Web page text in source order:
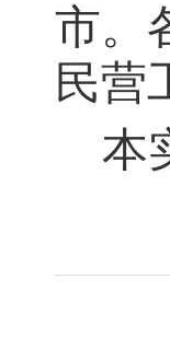
市。
民营
本